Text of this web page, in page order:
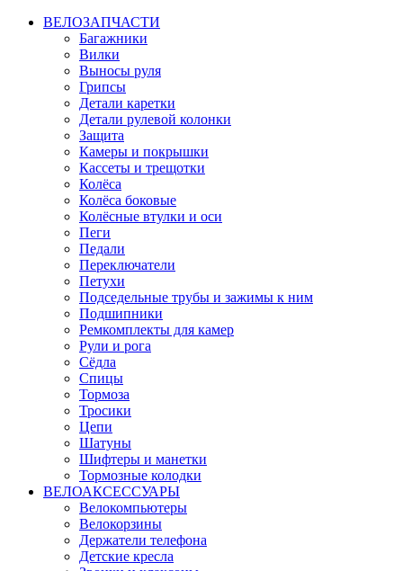
ВЕЛОЗАПЧАСТИ
Багажники
Вилки
Выносы руля
Грипсы
Детали каретки
Детали рулевой колонки
Защита
Камеры и покрышки
Кассеты и трещотки
Колёса
Колёса боковые
Колёсные втулки и оси
Пеги
Педали
Переключатели
Петухи
Подседельные трубы и зажимы к ним
Подшипники
Ремкомплекты для камер
Рули и рога
Сёдла
Спицы
Тормоза
Тросики
Цепи
Шатуны
Шифтеры и манетки
Тормозные колодки
ВЕЛОАКСЕССУАРЫ
Велокомпьютеры
Велокорзины
Держатели телефона
Детские кресла